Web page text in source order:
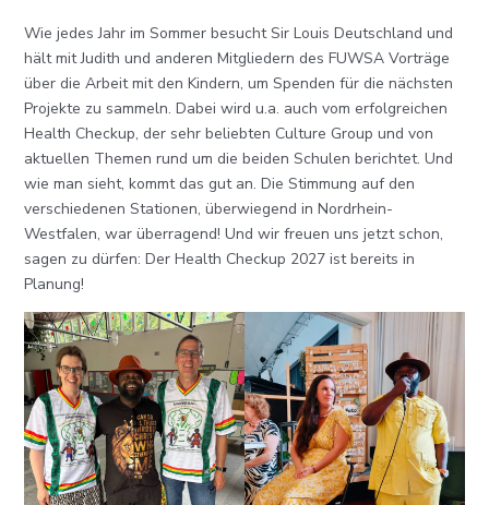
Wie jedes Jahr im Sommer besucht Sir Louis Deutschland und
hält mit Judith und anderen Mitgliedern des FUWSA Vorträge
über die Arbeit mit den Kindern, um Spenden für die nächsten
Projekte zu sammeln. Dabei wird u.a. auch vom erfolgreichen
Health Checkup, der sehr beliebten Culture Group und von
aktuellen Themen rund um die beiden Schulen berichtet. Und
wie man sieht, kommt das gut an. Die Stimmung auf den
verschiedenen Stationen, überwiegend in Nordrhein-
Westfalen, war überragend! Und wir freuen uns jetzt schon,
sagen zu dürfen: Der Health Checkup 2027 ist bereits in
Planung!